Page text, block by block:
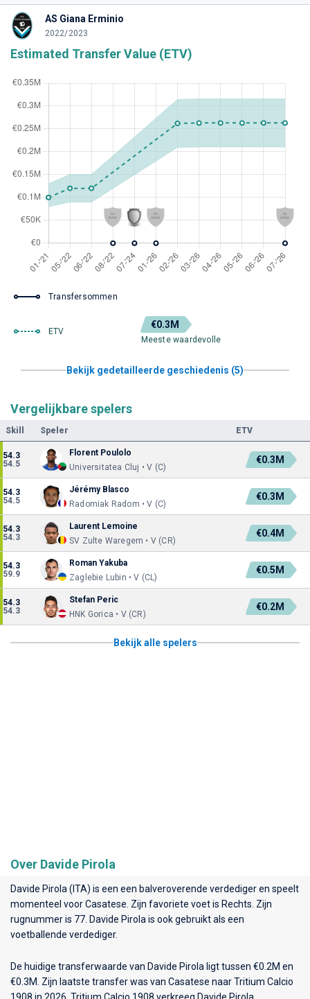
AS Giana Erminio
2022/2023
Estimated Transfer Value (ETV)
Transfersommen
ETV
€0.3M
Meeste waardevolle
Bekijk gedetailleerde geschiedenis (5)
Vergelijkbare spelers
Skill Speler ETV
54.3
54.5
Florent Poulolo
Universitatea Cluj • V (C)
€0.3M
54.3
54.5
Jérémy Blasco
Radomiak Radom • V (C)
€0.3M
54.3
54.3
Laurent Lemoine
SV Zulte Waregem • V (CR)
€0.4M
54.3
59.9
Roman Yakuba
Zaglebie Lubin • V (CL)
€0.5M
54.3
54.3
Stefan Peric
HNK Gorica • V (CR)
€0.2M
Bekijk alle spelers
Over Davide Pirola
Davide Pirola (ITA) is een een balveroverende verdediger en speelt
momenteel voorCasatese . Zijn favoriete voet is Rechts. Zijn
rugnummer is 77. Davide Pirola is ook gebruikt als een
voetballende verdediger.
De huidige transferwaarde van Davide Pirola ligt tussen €0.2M en
€0.3M. Zijn laatste transfer was van Casatese naar Tritium Calcio
1908 in 2026. Tritium Calcio 1908 verkreeg Davide Pirola